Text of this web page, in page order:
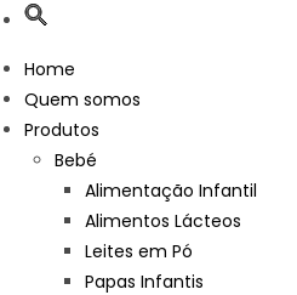
Home
Quem somos
Produtos
Bebé
Alimentação Infantil
Alimentos Lácteos
Leites em Pó
Papas Infantis